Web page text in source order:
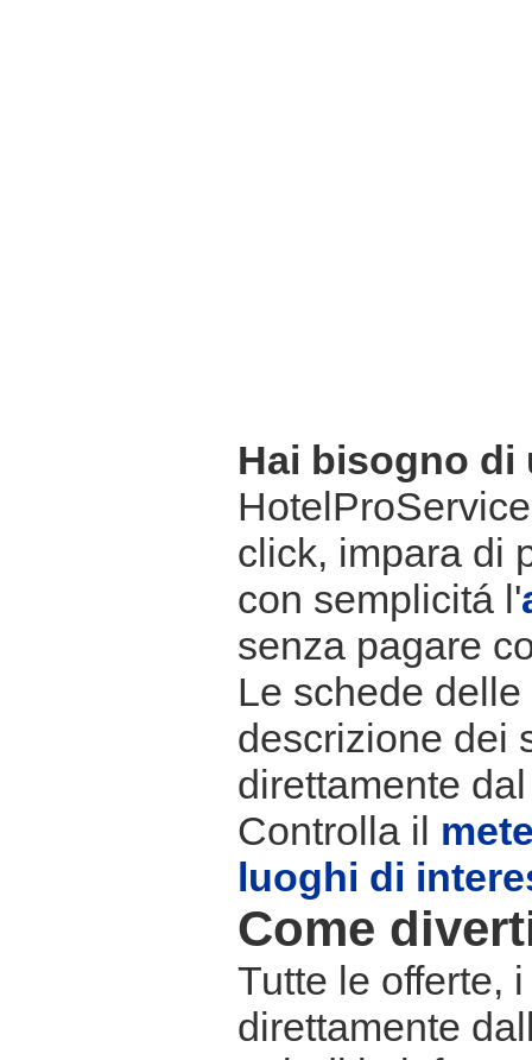
Hai bisogno di
click, impara di
con semplicitá l'
senza pagare
Le schede
descrizione dei
direttamente
Controlla il
luoghi di
Come
Tutte le offerte,
direttamente